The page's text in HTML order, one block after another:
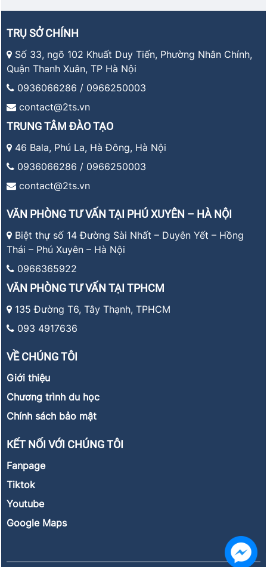
TRỤ SỞ CHÍNH
Số 33, ngõ 102 Khuất Duy Tiến, Phường Nhân Chính,
Quận Thanh Xuân, TP Hà Nội
0936066286 / 0966250003
contact@2ts.vn
TRUNG TÂM ĐÀO TẠO
46 Bala, Phú La, Hà Đông, Hà Nội
0936066286 / 0966250003
contact@2ts.vn
VĂN PHÒNG TƯ VẤN TẠI PHÚ XUYÊN – HÀ NỘI
Biệt thự số 14 Đường Sài Nhất – Duyên Yết – Hồng
Thái – Phú Xuyên – Hà Nội
0966365922
VĂN PHÒNG TƯ VẤN TẠI TPHCM
135 Đường T6, Tây Thạnh, TPHCM
093 4917636
VỀ CHÚNG TÔI
Giới thiệu
Chương trình du học
Chính sách bảo mật
KẾT NỐI VỚI CHÚNG TÔI
Fanpage
Tiktok
Youtube
Google Maps